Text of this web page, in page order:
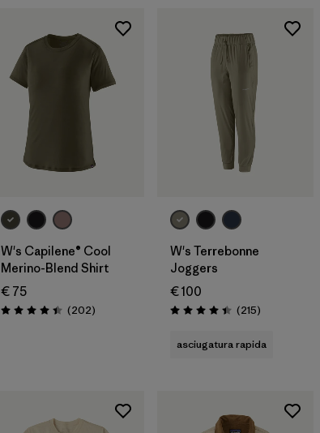
W's Capilene® Cool
Merino-Blend Shirt
€ 75
Valutazione: 4.4 / 5
(202Recensioni
)
W's Terrebonne
Joggers
€ 100
Valutazione: 4.4 / 5
(215Recensioni
)
asciugatura rapida